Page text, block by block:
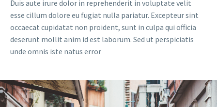
Duis aute irure dolor in reprehenderit in voluptate velit
esse cillum dolore eu fugiat nulla pariatur. Excepteur sint
occaecat cupidatat non proident, sunt in culpa qui officia
deserunt mollit anim id est laborum. Sed ut perspiciatis
unde omnis iste natus error